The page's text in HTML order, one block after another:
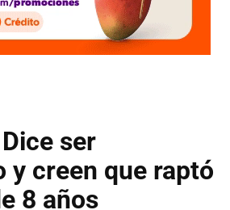
ser
y creen que raptó
8 años